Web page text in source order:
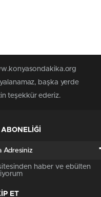
başka yerde
teşekkür ederiz.
haber ve ebülten
ET